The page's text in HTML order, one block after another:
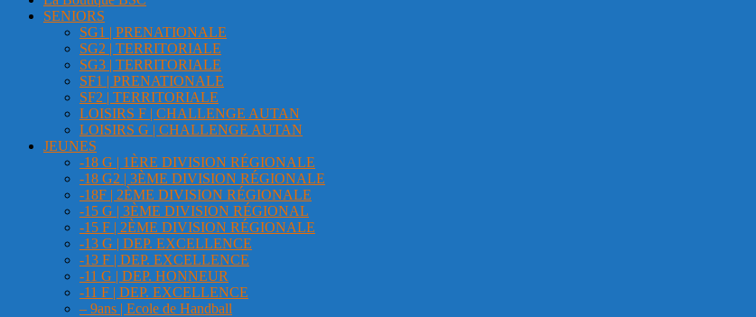
SENIORS
SG1 | PRENATIONALE
SG2 | TERRITORIALE
SG3 | TERRITORIALE
SF1 | PRENATIONALE
SF2 | TERRITORIALE
LOISIRS F | CHALLENGE AUTAN
LOISIRS G | CHALLENGE AUTAN
JEUNES
-18 G | 1ÈRE DIVISION RÉGIONALE
-18 G2 | 3ÈME DIVISION RÉGIONALE
-18F | 2ÈME DIVISION RÉGIONALE
-15 G | 3ÈME DIVISION RÉGIONAL
-15 F | 2ÈME DIVISION RÉGIONALE
-13 G | DEP. EXCELLENCE
-13 F | DEP. EXCELLENCE
-11 G | DEP. HONNEUR
-11 F | DEP. EXCELLENCE
– 9ans | Ecole de Handball